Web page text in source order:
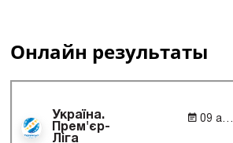
Онлайн результаты